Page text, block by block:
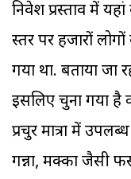
निवेश प्रस्ताव में
स्तर पर हजारों
गया था. बताया जा
इसलिए चुना गया है
प्रचुर मात्रा में
गन्ना, मक्का जैसी